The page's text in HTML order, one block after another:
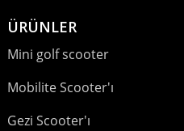
ÜRÜNLER
Mini golf scooter
Mobilite Scooter'ı
Gezi Scooter'ı